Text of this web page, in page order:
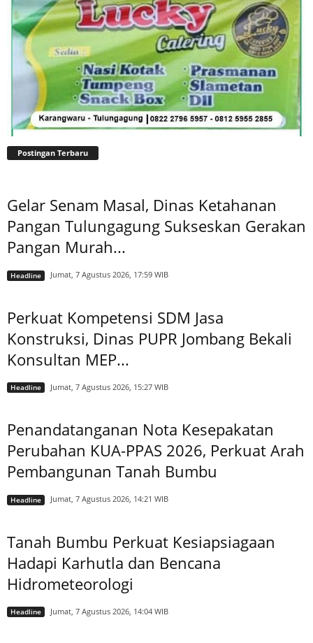
Postingan Terbaru
Gelar Senam Masal, Dinas Ketahanan
Pangan Tulungagung Sukseskan Gerakan
Pangan Murah...
Headline Jumat, 7 Agustus 2026, 17:59 WIB
Perkuat Kompetensi SDM Jasa
Konstruksi, Dinas PUPR Jombang Bekali
Konsultan MEP...
Headline Jumat, 7 Agustus 2026, 15:27 WIB
Penandatanganan Nota Kesepakatan
Perubahan KUA-PPAS 2026, Perkuat Arah
Pembangunan Tanah Bumbu
Headline Jumat, 7 Agustus 2026, 14:21 WIB
Tanah Bumbu Perkuat Kesiapsiagaan
Hadapi Karhutla dan Bencana
Hidrometeorologi
Headline Jumat, 7 Agustus 2026, 14:04 WIB